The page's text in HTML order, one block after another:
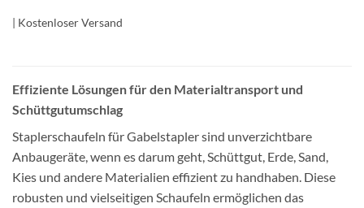
| Kostenloser Versand
Effiziente Lösungen für den Materialtransport und
Schüttgutumschlag
Staplerschaufeln für Gabelstapler sind unverzichtbare
Anbaugeräte, wenn es darum geht, Schüttgut, Erde, Sand,
Kies und andere Materialien effizient zu handhaben. Diese
robusten und vielseitigen Schaufeln ermöglichen das